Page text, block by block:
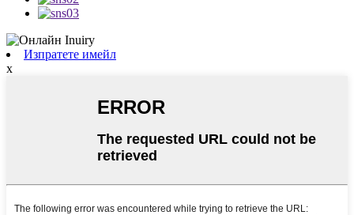
Изпратете имейл
x